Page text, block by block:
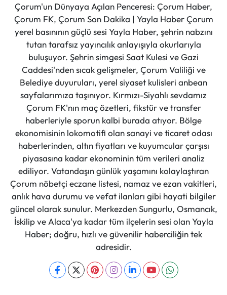
Çorum'un Dünyaya Açılan Penceresi: Çorum Haber,
Çorum FK, Çorum Son Dakika | Yayla Haber Çorum
yerel basınının güçlü sesi Yayla Haber, şehrin nabzını
tutan tarafsız yayıncılık anlayışıyla okurlarıyla
buluşuyor. Şehrin simgesi Saat Kulesi ve Gazi
Caddesi'nden sıcak gelişmeler, Çorum Valiliği ve
Belediye duyuruları, yerel siyaset kulisleri anbean
sayfalarımıza taşınıyor. Kırmızı-Siyahlı sevdamız
Çorum FK'nın maç özetleri, fikstür ve transfer
haberleriyle sporun kalbi burada atıyor. Bölge
ekonomisinin lokomotifi olan sanayi ve ticaret odası
haberlerinden, altın fiyatları ve kuyumcular çarşısı
piyasasına kadar ekonominin tüm verileri analiz
ediliyor. Vatandaşın günlük yaşamını kolaylaştıran
Çorum nöbetçi eczane listesi, namaz ve ezan vakitleri,
anlık hava durumu ve vefat ilanları gibi hayati bilgiler
güncel olarak sunulur. Merkezden Sungurlu, Osmancık,
İskilip ve Alaca'ya kadar tüm ilçelerin sesi olan Yayla
Haber; doğru, hızlı ve güvenilir haberciliğin tek
adresidir.